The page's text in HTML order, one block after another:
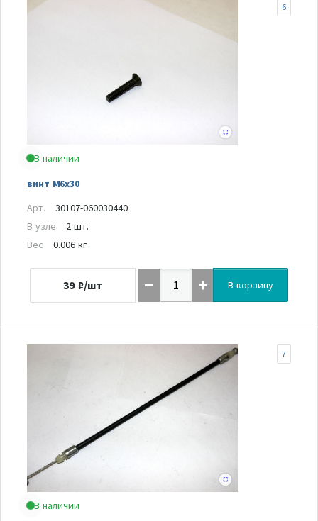
В наличии
винт M6x30
6
Арт.
30107-060030440
В узле
2 шт.
Вес
0.006 кг
39 ₽/шт В корзину
В наличии
7